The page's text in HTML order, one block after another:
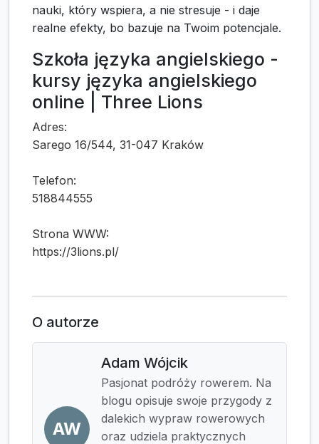
nauki, który wspiera, a nie stresuje - i daje
realne efekty, bo bazuje na Twoim potencjale.
Szkoła języka angielskiego -
kursy języka angielskiego
online | Three Lions
Adres:
Sarego 16/544, 31-047 Kraków
Telefon:
518844555
Strona WWW:
https://3lions.pl/
O autorze
AW
Adam Wójcik
Pasjonat podróży rowerem. Na
blogu opisuje swoje przygody z
dalekich wypraw rowerowych
oraz udziela praktycznych